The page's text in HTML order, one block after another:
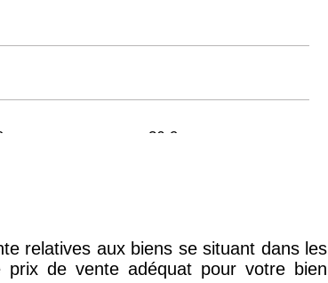
36 €
relatives aux biens se situant dans les
prix de vente adéquat pour votre bien